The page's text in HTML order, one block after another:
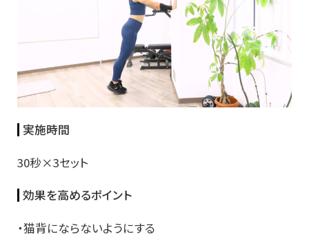
実施時間
30秒×3セット
効果を高めるポイント
・猫背にならないようにする